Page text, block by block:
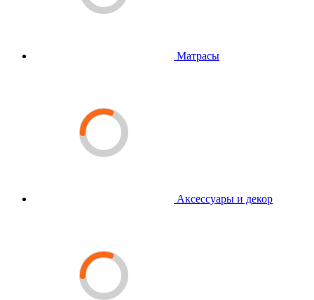
Матрасы
Аксессуары и декор